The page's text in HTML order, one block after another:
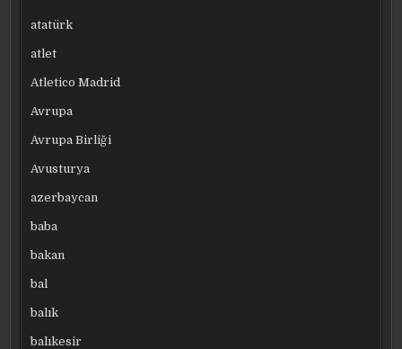
atatürk
atlet
Atletico Madrid
Avrupa
Avrupa Birliği
Avusturya
azerbaycan
baba
bakan
bal
balık
balıkesir